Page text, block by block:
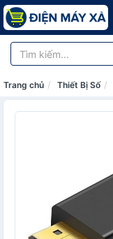
Trang chủ Thiết Bị Số